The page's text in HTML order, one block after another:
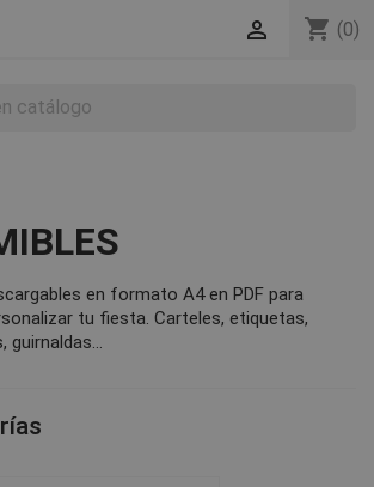
shopping_cart (0)

en formato A4 en PDF para
tu fiesta. Carteles, etiquetas,
guirnaldas…